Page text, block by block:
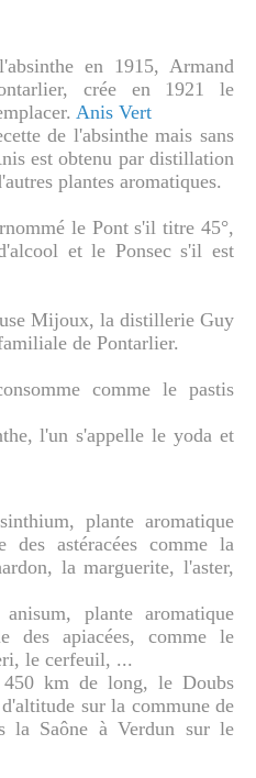
en 1915, Armand
crée en 1921 le
Anis Vert
de l'absinthe mais sans
est obtenu par distillation
plantes aromatiques.
le Pont s'il titre 45°,
et le Ponsec s'il est
Mijoux, la distillerie Guy
de Pontarlier.
comme le pastis
l'un s'appelle le yoda et
plante aromatique
des astéracées comme la
la marguerite, l'aster,
plante aromatique
des apiacées, comme le
le cerfeuil, ...
km de long, le Doubs
sur la commune de
la Saône à Verdun sur le